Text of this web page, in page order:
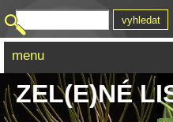
ZEL(E)NÉ
menu